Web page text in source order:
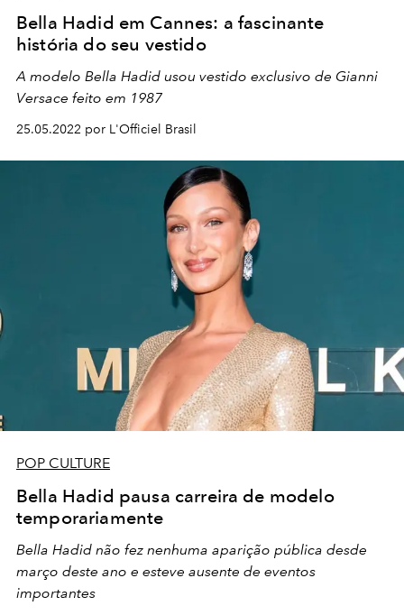
Bella Hadid em Cannes: a fascinante
história do seu vestido
A modelo Bella Hadid usou vestido exclusivo de Gianni
Versace feito em 1987
25.05.2022 por L'Officiel Brasil
POP CULTURE
Bella Hadid pausa carreira de modelo
temporariamente
Bella Hadid não fez nenhuma aparição pública desde
março deste ano e esteve ausente de eventos
importantes